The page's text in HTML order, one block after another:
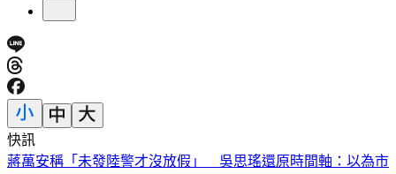
快訊
數十噸貨櫃連環倒塌！白海豚颱風強襲基隆港 驚險畫面曝